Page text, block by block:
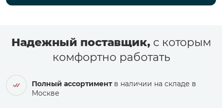
Надежный поставщик,с которым
комфортно работать
Полный ассортиментв наличии на складе в
Москве